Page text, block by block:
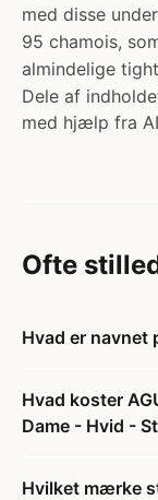
med disse
95 chamois,
almindelige
Dele af
med hjælp fra
Ofte
Hvad er navnet
Hvad koster
Dame - Hvid -
Hvilket mærke